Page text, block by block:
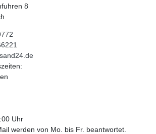
8
Uhr
werden von Mo. bis Fr. beantwortet.